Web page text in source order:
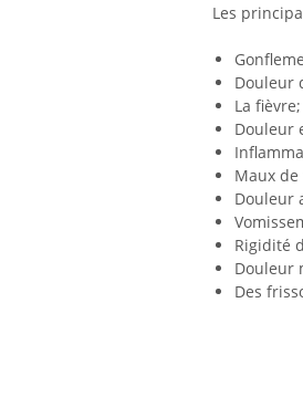
Les
Douleur
La fièvre;
Douleur
Maux de
Douleur
Rigidité
Douleur
Des